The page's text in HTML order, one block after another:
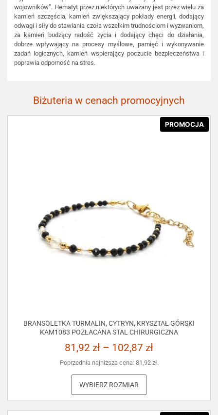
wojowników”. Hematyt przez niektórych uważany jest przez wielu za
kamień szczęścia, kamień zwiększający pokłady energii, dodający
odwagi i siły do stawiania czoła wszelkim trudnościom i wyzwaniom,
za kamień budzący radość życia i dodający chęci do działania,
dobrze wpływający na procesy myślowe, pamięć i wykonywanie
zadań logicznych, kamień wspierający poczucie bezpieczeństwa i
poprawia odporność na stres.
Biżuteria w cenach promocyjnych
PROMOCJA
BRANSOLETKA TURMALIN, CYTRYN, KRYSZTAŁ GÓRSKI
KAM1083 POZŁACANA STAL CHIRURGICZNA
81,92 zł – 102,87 zł
Poprzednia najniższa cena: 81,92 zł.
WYBIERZ ROZMIAR